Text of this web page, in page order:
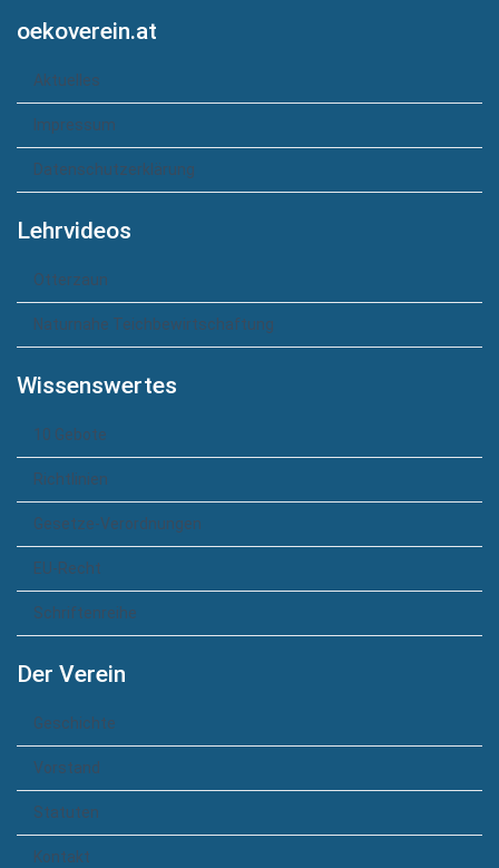
oekoverein.at
Aktuelles
Impressum
Datenschutzerklärung
Lehrvideos
Otterzaun
Naturnahe Teichbewirtschaftung
Wissenswertes
10 Gebote
Richtlinien
Gesetze-Verordnungen
EU-Recht
Schriftenreihe
Der Verein
Geschichte
Vorstand
Statuten
Kontakt